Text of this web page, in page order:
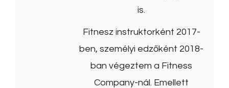
is.
Fitnesz instruktorként 2017-
ben, személyi edzőként 2018-
ban végeztem a Fitness
Company-nál. Emellett